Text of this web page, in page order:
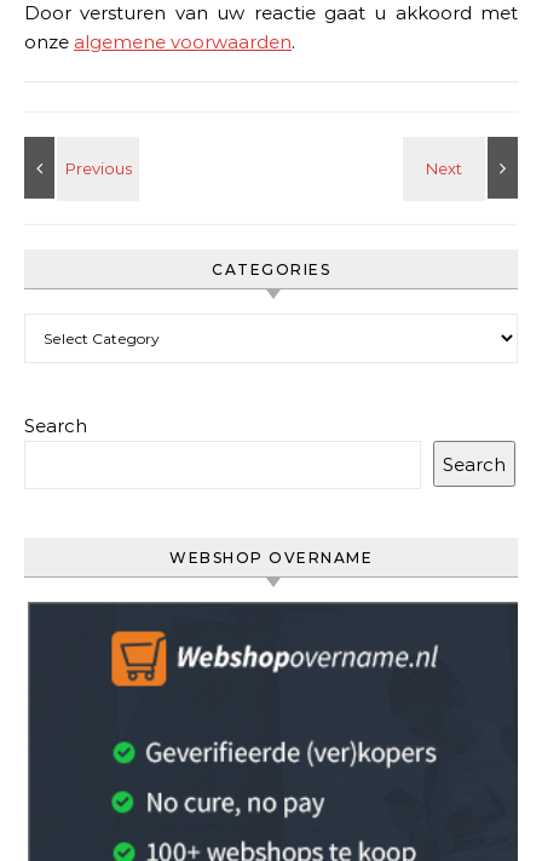
Door versturen van uw reactie gaat u akkoord met
onze algemene voorwaarden.
CATEGORIES
Search
Search
WEBSHOP OVERNAME